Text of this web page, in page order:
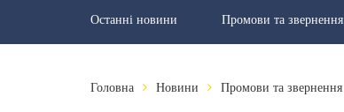
Останні новини Промови та звернення
Головна Новини Промови та звернення